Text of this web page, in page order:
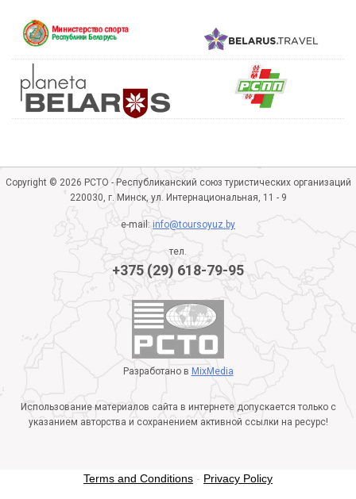
Copyright © 2026 РСТО - Республиканский союз туристических организаций
220030, г. Минск, ул. Интернациональная, 11 - 9
e-mail:info@toursoyuz.by
тел.
+375 (29) 618-79-95
Разработано в MixMedia
Использование материалов сайта в интернете допускается только с
указанием авторства и сохранением активной ссылки на ресурс!
Terms and Conditions - Privacy Policy